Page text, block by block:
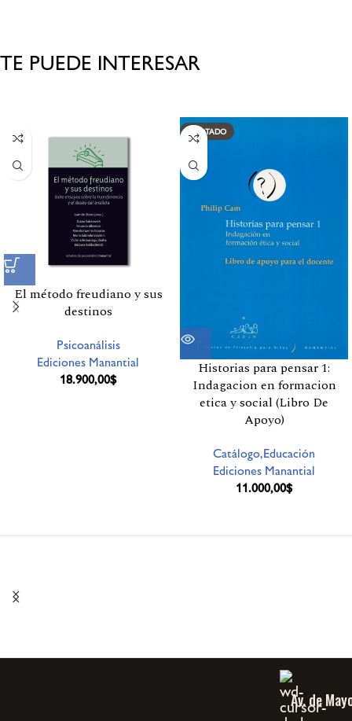
TE PUEDE INTERESAR
El método freudiano y sus
destinos
Psicoanálisis
Ediciones Manantial
18.900,00$
AGOTADO
Historias para pensar 1:
Indagacion en formacion
etica y social (Libro De
Apoyo)
Catálogo,Educación
Ediciones Manantial
11.000,00$
Av. de